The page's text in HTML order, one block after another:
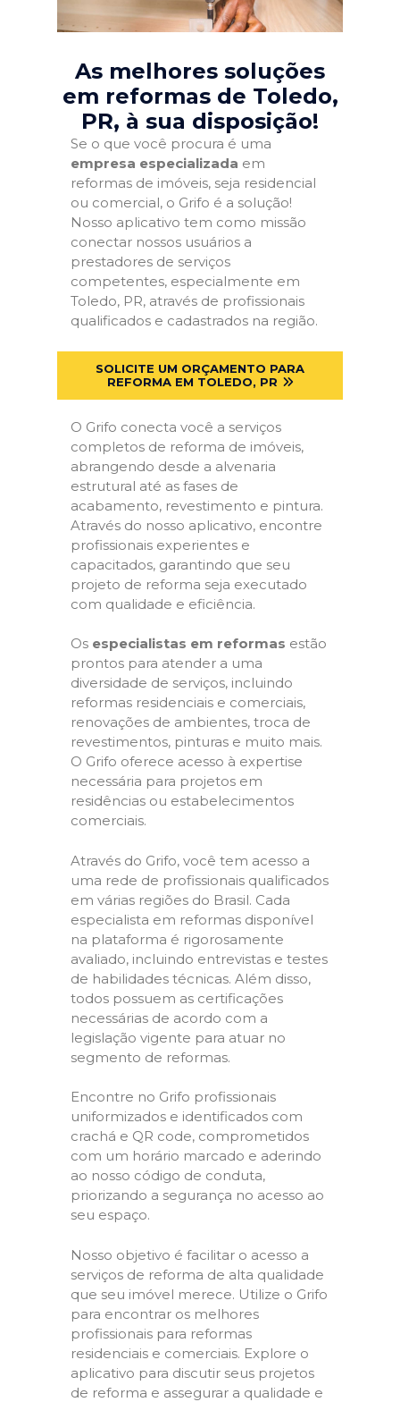
As melhores soluções
em reformas de Toledo,
PR, à sua disposição!
Se o que você procura é uma
empresa especializada em
reformas de imóveis, seja residencial
ou comercial, o Grifo é a solução!
Nosso aplicativo tem como missão
conectar nossos usuários a
prestadores de serviços
competentes, especialmente em
Toledo, PR, através de profissionais
qualificados e cadastrados na região.
SOLICITE UM ORÇAMENTO PARA
REFORMA EM TOLEDO, PR
O Grifo conecta você a serviços
completos de reforma de imóveis,
abrangendo desde a alvenaria
estrutural até as fases de
acabamento, revestimento e pintura.
Através do nosso aplicativo, encontre
profissionais experientes e
capacitados, garantindo que seu
projeto de reforma seja executado
com qualidade e eficiência.
Os especialistas em reformas estão
prontos para atender a uma
diversidade de serviços, incluindo
reformas residenciais e comerciais,
renovações de ambientes, troca de
revestimentos, pinturas e muito mais.
O Grifo oferece acesso à expertise
necessária para projetos em
residências ou estabelecimentos
comerciais.
Através do Grifo, você tem acesso a
uma rede de profissionais qualificados
em várias regiões do Brasil. Cada
especialista em reformas disponível
na plataforma é rigorosamente
avaliado, incluindo entrevistas e testes
de habilidades técnicas. Além disso,
todos possuem as certificações
necessárias de acordo com a
legislação vigente para atuar no
segmento de reformas.
Encontre no Grifo profissionais
uniformizados e identificados com
crachá e QR code, comprometidos
com um horário marcado e aderindo
ao nosso código de conduta,
priorizando a segurança no acesso ao
seu espaço.
Nosso objetivo é facilitar o acesso a
serviços de reforma de alta qualidade
que seu imóvel merece. Utilize o Grifo
para encontrar os melhores
profissionais para reformas
residenciais e comerciais. Explore o
aplicativo para discutir seus projetos
de reforma e assegurar a qualidade e